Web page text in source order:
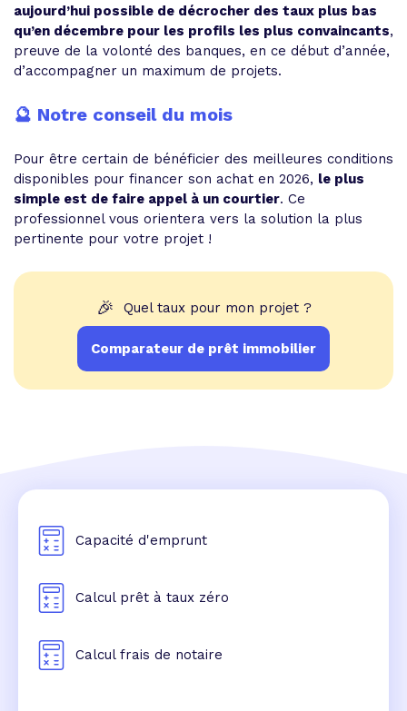
aujourd’hui possible de décrocher des taux plus bas
qu’en décembre pour les profils les plus convaincants,
preuve de la volonté des banques, en ce début d’année,
d’accompagner un maximum de projets.
🔮 Notre conseil du mois
Pour être certain de bénéficier des meilleures conditions
disponibles pour financer son achat en 2026, le plus
simple est de faire appel à un courtier. Ce
professionnel vous orientera vers la solution la plus
pertinente pour votre projet !
🎉 Quel taux pour mon projet ?
Comparateur de prêt immobilier
Capacité d'emprunt
Calcul prêt à taux zéro
Calcul frais de notaire